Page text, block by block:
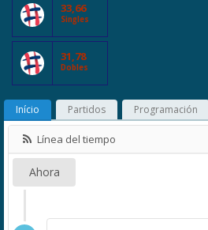
33,66
Singles
31,78
Dobles
Início Partidos Programación
Línea del tiempo
Ahora